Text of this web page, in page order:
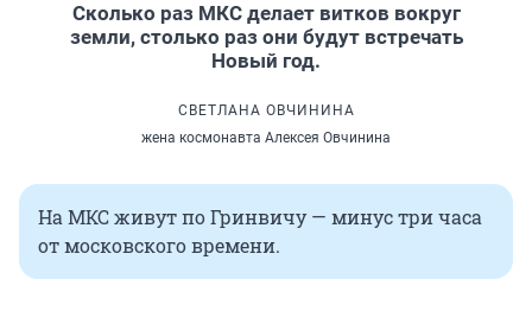
Сколько раз МКС делает витков вокруг
земли, столько раз они будут встречать
Новый год.
СВЕТЛАНА ОВЧИНИНА
жена космонавта Алексея Овчинина
На МКС живут по Гринвичу — минус три часа
от московского времени.